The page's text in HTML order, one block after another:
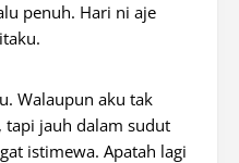
penuh. Hari ni aje
Walaupun aku tak
tapi jauh dalam sudut
istimewa. Apatah lagi